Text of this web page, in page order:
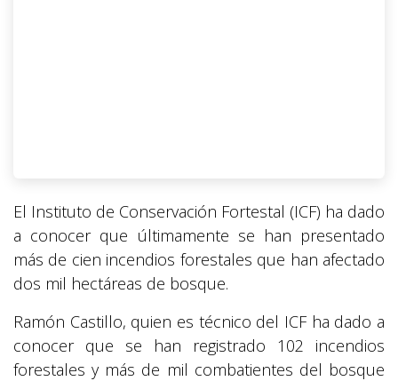
El Instituto de Conservación Fortestal (ICF) ha dado
a conocer que últimamente se han presentado
más de cien incendios forestales que han afectado
dos mil hectáreas de bosque.
Ramón Castillo, quien es técnico del ICF ha dado a
conocer que se han registrado 102 incendios
forestales y más de mil combatientes del bosque